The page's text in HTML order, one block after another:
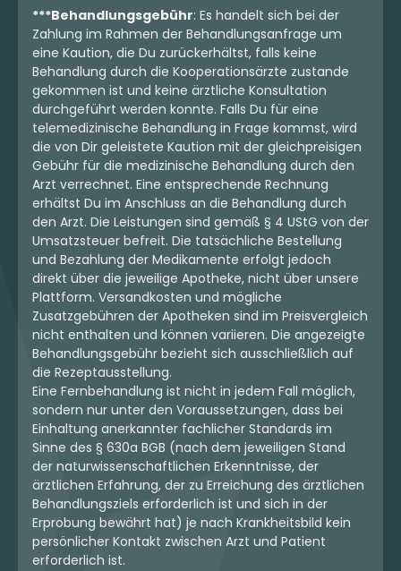
***Behandlungsgebühr: Es handelt sich bei der
Zahlung im Rahmen der Behandlungsanfrage um
eine Kaution, die Du zurückerhältst, falls keine
Behandlung durch die Kooperationsärzte zustande
gekommen ist und keine ärztliche Konsultation
durchgeführt werden konnte. Falls Du für eine
telemedizinische Behandlung in Frage kommst, wird
die von Dir geleistete Kaution mit der gleichpreisigen
Gebühr für die medizinische Behandlung durch den
Arzt verrechnet. Eine entsprechende Rechnung
erhältst Du im Anschluss an die Behandlung durch
den Arzt. Die Leistungen sind gemäß § 4 UStG von der
Umsatzsteuer befreit. Die tatsächliche Bestellung
und Bezahlung der Medikamente erfolgt jedoch
direkt über die jeweilige Apotheke, nicht über unsere
Plattform. Versandkosten und mögliche
Zusatzgebühren der Apotheken sind im Preisvergleich
nicht enthalten und können variieren. Die angezeigte
Behandlungsgebühr bezieht sich ausschließlich auf
die Rezeptausstellung.
Eine Fernbehandlung ist nicht in jedem Fall möglich,
sondern nur unter den Voraussetzungen, dass bei
Einhaltung anerkannter fachlicher Standards im
Sinne des § 630a BGB (nach dem jeweiligen Stand
der naturwissenschaftlichen Erkenntnisse, der
ärztlichen Erfahrung, der zu Erreichung des ärztlichen
Behandlungsziels erforderlich ist und sich in der
Erprobung bewährt hat) je nach Krankheitsbild kein
persönlicher Kontakt zwischen Arzt und Patient
erforderlich ist.